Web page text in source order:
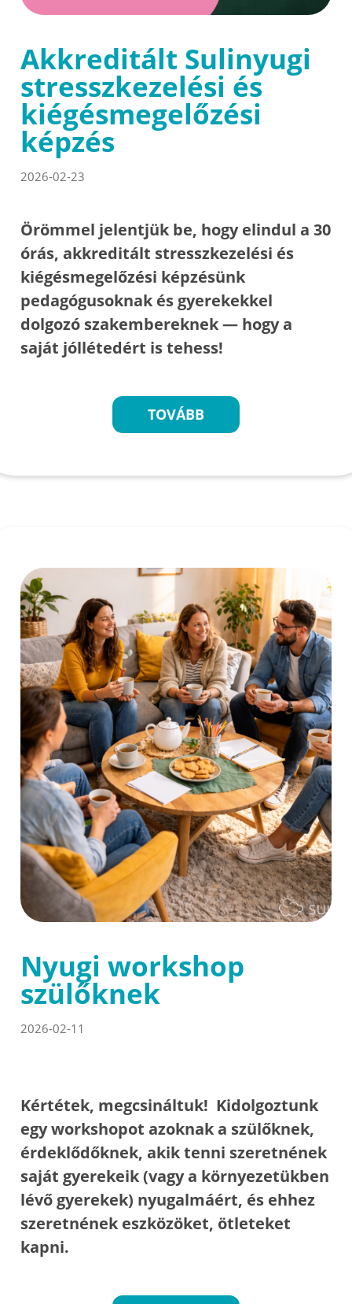
Akkreditált Sulinyugi
stresszkezelési és
kiégésmegelőzési
képzés
2026-02-23
Örömmel jelentjük be, hogy elindul a 30
órás, akkreditált stresszkezelési és
kiégésmegelőzési képzésünk
pedagógusoknak és gyerekekkel
dolgozó szakembereknek — hogy a
saját jóllétedért is tehess!
TOVÁBB
Nyugi workshop
szülőknek
2026-02-11
Kértétek, megcsináltuk! Kidolgoztunk
egy workshopot azoknak a szülőknek,
érdeklődőknek, akik tenni szeretnének
saját gyerekeik (vagy a környezetükben
lévő gyerekek) nyugalmáért, és ehhez
szeretnének eszközöket, ötleteket
kapni.